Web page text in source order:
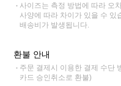
사이즈는 측정 방법에 따라 오
사양에 따라 차이가 있을 수 있
배송비가 발생됩니다.
환불 안내
주문 결제시 이용한 결제 수단
카드 승인취소로 환불)